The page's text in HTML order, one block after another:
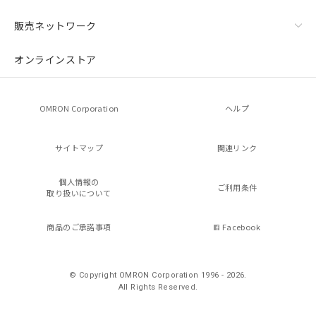
販売ネットワーク
オンラインストア
OMRON Corporation ヘルプ
サイトマップ 関連リンク
個人情報の
取り扱いについて
ご利用条件
商品のご承諾事項 Facebook
© Copyright OMRON Corporation 1996 - 2026.
All Rights Reserved.